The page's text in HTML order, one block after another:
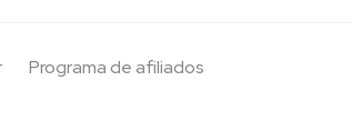
Programa de afiliados